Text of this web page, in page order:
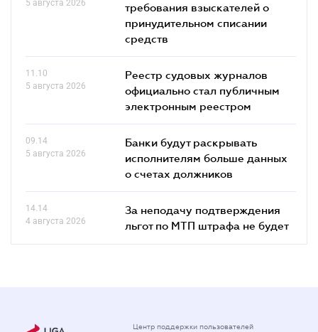
5 августа 2026
требования взыскателей о
принудительном списании
средств
11.10
5 августа 2026
Реестр судовых журналов
официально стал публичным
электронным реестром
09.14
5 августа 2026
Банки будут раскрывать
исполнителям больше данных
о счетах должников
14.14
4 августа 2026
За неподачу подтверждения
льгот по МТП штрафа не будет
Центр поддержки пользователей